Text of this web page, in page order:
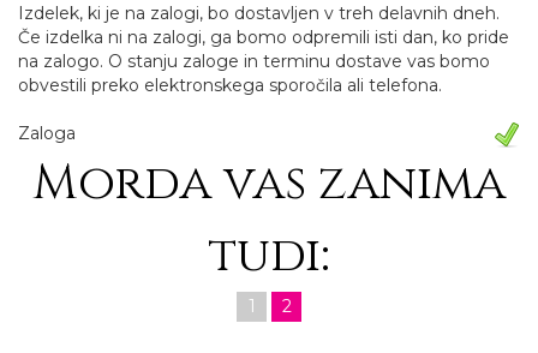
Izdelek, ki je na zalogi, bo dostavljen v treh delavnih dneh.
Če izdelka ni na zalogi, ga bomo odpremili isti dan, ko pride
na zalogo. O stanju zaloge in terminu dostave vas bomo
obvestili preko elektronskega sporočila ali telefona.
Zaloga
Morda vas zanima
tudi:
1 2